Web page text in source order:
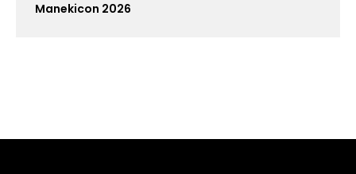
Manekicon 2026